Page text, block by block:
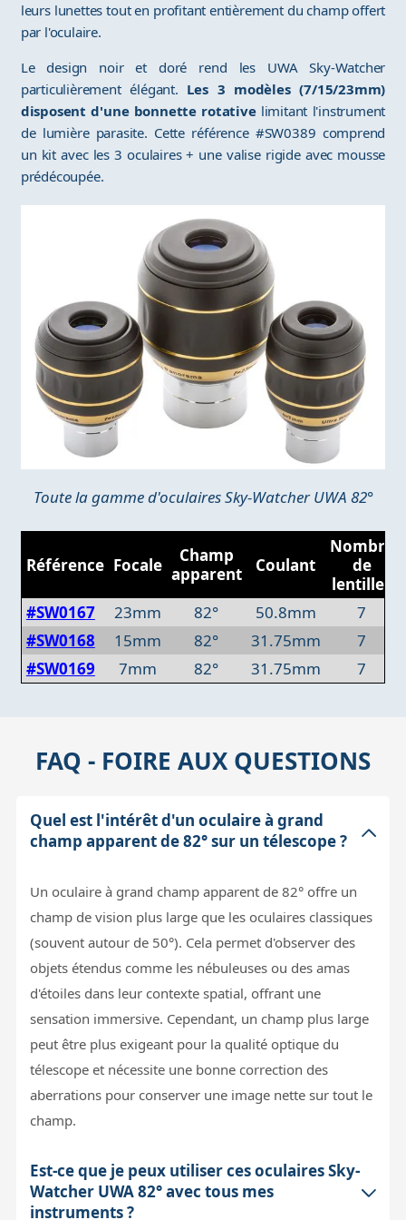
leurs lunettes tout en profitant entièrement du champ offert
par l'oculaire.
Le design noir et doré rend les UWA Sky-Watcher
particulièrement élégant. Les 3 modèles (7/15/23mm)
disposent d'une bonnette rotativelimitant l'instrument
de lumière parasite. Cette référence #SW0389 comprend
un kit avec les 3 oculaires + une valise rigide avec mousse
prédécoupée.
Toute la gamme d'oculaires Sky-Watcher UWA 82°
Référence Focale
Champ
apparent
Coulant
Nombre
de
lentilles
#SW0167
23mm 82° 50.8mm 7
#SW0168
15mm 82° 31.75mm 7
#SW0169
7mm 82° 31.75mm 7
FAQ - FOIRE AUX QUESTIONS
Quel est l'intérêt d'un oculaire à grand
champ apparent de 82° sur un télescope ?
Un oculaire à grand champ apparent de 82° offre un
champ de vision plus large que les oculaires classiques
(souvent autour de 50°). Cela permet d'observer des
objets étendus comme les nébuleuses ou des amas
d'étoiles dans leur contexte spatial, offrant une
sensation immersive. Cependant, un champ plus large
peut être plus exigeant pour la qualité optique du
télescope et nécessite une bonne correction des
aberrations pour conserver une image nette sur tout le
champ.
Est-ce que je peux utiliser ces oculaires Sky-
Watcher UWA 82° avec tous mes
instruments ?